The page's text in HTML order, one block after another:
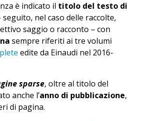
è indicato il titolo del testo di
seguito, nel caso delle raccolte,
saggio o racconto – con
sempre riferiti ai tre volumi
edite da Einaudi nel 2016-
sparse, oltre al titolo del
anche l’anno di pubblicazione,
di pagina.